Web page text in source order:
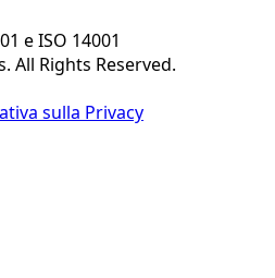
e ISO 14001
All Rights Reserved.
sulla Privacy